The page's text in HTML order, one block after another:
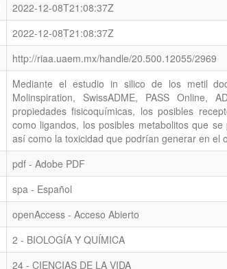
2022-12-08T21:08:37Z
2022-12-08T21:08:37Z
http://riaa.uaem.mx/handle/20.500.12055/2969
Mediante el estudio in silico de los metil
Molinspiration, SwissADME, PASS
propiedades fisicoquímicas, los posibles
como ligandos, los posibles metabolitos que
así como la toxicidad que podrían generar en el
pdf - Adobe PDF
spa - Español
openAccess - Acceso Abierto
2 - BIOLOGÍA Y QUÍMICA
24 - CIENCIAS DE LA VIDA